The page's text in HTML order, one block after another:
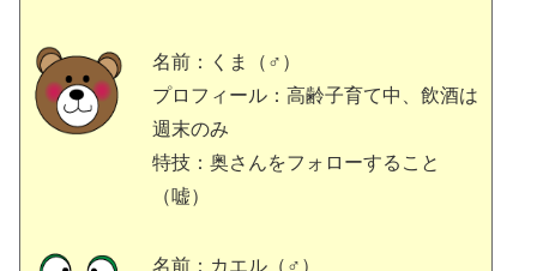
名前：くま（♂）
プロフィール：高齢子育て中、飲酒は
週末のみ
特技：奥さんをフォローすること
（嘘）
名前：カエル（♂）